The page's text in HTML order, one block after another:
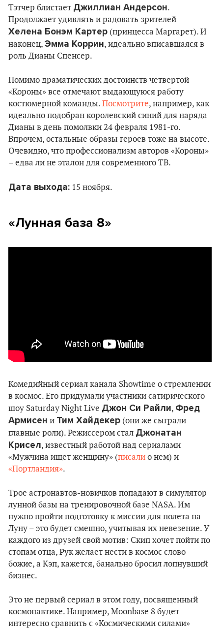
Тэтчер блистает Джиллиан Андерсон.
Продолжает удивлять и радовать зрителей
Хелена Бонэм Картер (принцесса Маргарет). И
наконец, Эмма Коррин, идеально вписавшаяся в
роль Дианы Спенсер.
Помимо драматических достоинств четвертой
«Короны» все отмечают выдающуюся работу
костюмерной команды. Посмотрите, например, как
идеально подобран королевский синий для наряда
Дианы в день помолвки 24 февраля 1981-го.
Впрочем, остальные образы героев тоже на высоте.
Очевидно, что профессионализм авторов «Короны»
– едва ли не эталон для современного ТВ.
Дата выхода: 15 ноября.
«Лунная база 8»
Комедийный сериал канала Showtime о стремлении
в космос. Его придумали участники сатирического
шоу Saturday Night Live Джон Си Райли, Фред
Армисен и Тим Хайдекер (они же сыграли
главные роли). Режиссером стал Джонатан
Крисел, известный работой над сериалами
«Мужчина ищет женщину» (писали о нем) и
«Портландия».
Трое астронавтов-новичков попадают в симулятор
лунной базы на тренировочной базе NASA. Им
нужно пройти подготовку к миссии для полета на
Луну – это будет смешно, учитывая их невезение. У
каждого из друзей свой мотив: Скип хочет пойти по
стопам отца, Рук желает нести в космос слово
божие, а Кэп, кажется, банально бросил лопнувший
бизнес.
Это не первый сериал в этом году, посвященный
космонавтике. Например, Moonbase 8 будет
интересно сравнить с «Космическими силами»